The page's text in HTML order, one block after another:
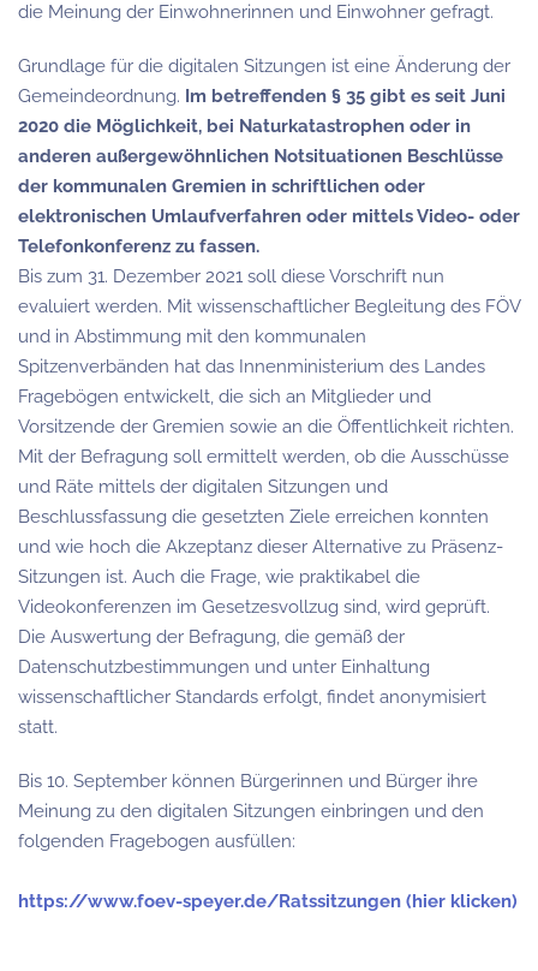
die Meinung der Einwohnerinnen und Einwohner gefragt.
Grundlage für die digitalen Sitzungen ist eine Änderung der
Gemeindeordnung. Im betreffenden § 35 gibt es seit Juni
2020 die Möglichkeit, bei Naturkatastrophen oder in
anderen außergewöhnlichen Notsituationen Beschlüsse
der kommunalen Gremien in schriftlichen oder
elektronischen Umlaufverfahren oder mittels Video- oder
Telefonkonferenz zu fassen.
Bis zum 31. Dezember 2021 soll diese Vorschrift nun
evaluiert werden. Mit wissenschaftlicher Begleitung des FÖV
und in Abstimmung mit den kommunalen
Spitzenverbänden hat das Innenministerium des Landes
Fragebögen entwickelt, die sich an Mitglieder und
Vorsitzende der Gremien sowie an die Öffentlichkeit richten.
Mit der Befragung soll ermittelt werden, ob die Ausschüsse
und Räte mittels der digitalen Sitzungen und
Beschlussfassung die gesetzten Ziele erreichen konnten
und wie hoch die Akzeptanz dieser Alternative zu Präsenz-
Sitzungen ist. Auch die Frage, wie praktikabel die
Videokonferenzen im Gesetzesvollzug sind, wird geprüft.
Die Auswertung der Befragung, die gemäß der
Datenschutzbestimmungen und unter Einhaltung
wissenschaftlicher Standards erfolgt, findet anonymisiert
statt.
Bis 10. September können Bürgerinnen und Bürger ihre
Meinung zu den digitalen Sitzungen einbringen und den
folgenden Fragebogen ausfüllen:
https://www.foev-speyer.de/Ratssitzungen (hier klicken)